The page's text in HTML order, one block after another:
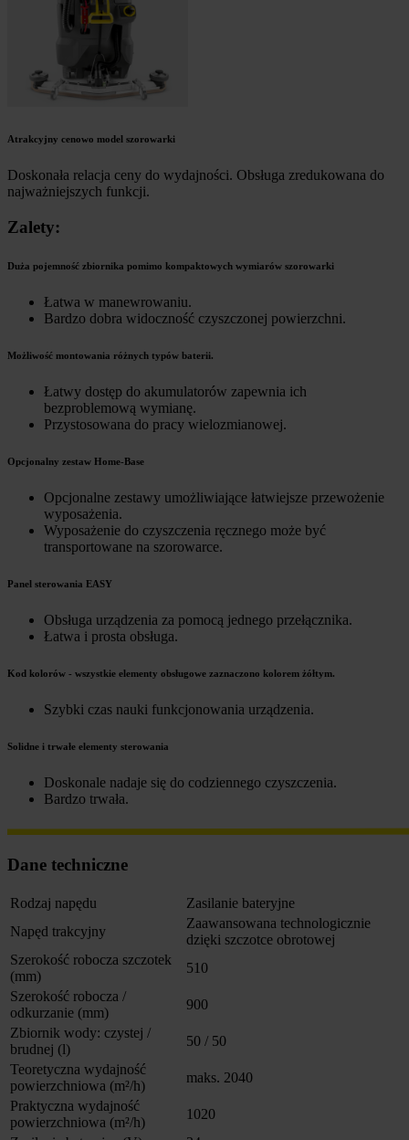
Atrakcyjny cenowo model szorowarki
Doskonała relacja ceny do wydajności. Obsługa zredukowana do
najważniejszych funkcji.
Zalety:
Duża pojemność zbiornika pomimo kompaktowych wymiarów szorowarki
Łatwa w manewrowaniu.
Bardzo dobra widoczność czyszczonej powierzchni.
Możliwość montowania różnych typów baterii.
Łatwy dostęp do akumulatorów zapewnia ich
bezproblemową wymianę.
Przystosowana do pracy wielozmianowej.
Opcjonalny zestaw Home-Base
Opcjonalne zestawy umożliwiające łatwiejsze przewożenie
wyposażenia.
Wyposażenie do czyszczenia ręcznego może być
transportowane na szorowarce.
Panel sterowania EASY
Obsługa urządzenia za pomocą jednego przełącznika.
Łatwa i prosta obsługa.
Kod kolorów - wszystkie elementy obsługowe zaznaczono kolorem żółtym.
Szybki czas nauki funkcjonowania urządzenia.
Solidne i trwałe elementy sterowania
Doskonale nadaje się do codziennego czyszczenia.
Bardzo trwała.
Dane techniczne
Rodzaj napędu
Zasilanie bateryjne
Napęd trakcyjny
Zaawansowana technologicznie
dzięki szczotce obrotowej
Szerokość robocza szczotek
(mm)
510
Szerokość robocza /
odkurzanie (mm)
900
Zbiornik wody: czystej /
brudnej (l)
50 / 50
Teoretyczna wydajność
powierzchniowa (m²/h)
maks. 2040
Praktyczna wydajność
powierzchniowa (m²/h)
1020